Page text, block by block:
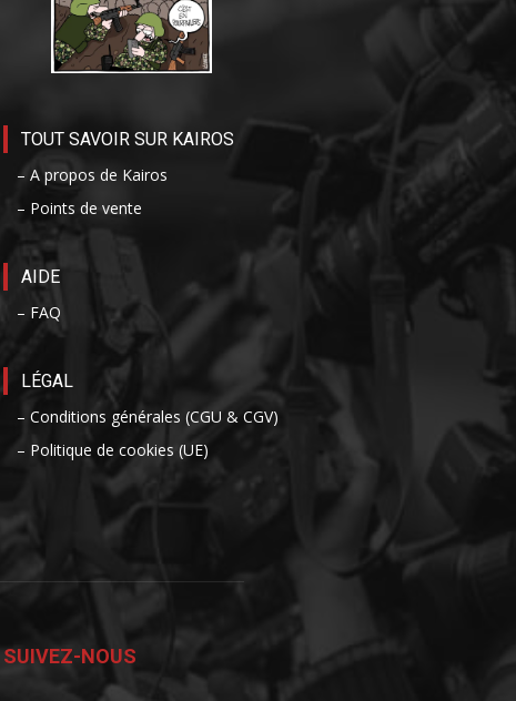
TOUT SAVOIR SUR KAIROS
– A propos de Kairos
– Points de vente
AIDE
– FAQ
LÉGAL
– Conditions générales (CGU & CGV)
– Politique de cookies (UE)
SUIVEZ-NOUS